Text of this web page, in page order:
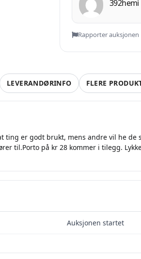
392hemi
Rapporter auksjonen
LEVERANDØRINFO FLERE
er godt brukt, mens andre vil he de
til.Porto på kr 28 kommer i tilegg.
Auksjonen startet